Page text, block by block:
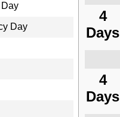
Day
4
Days
4
Days
4
Days
4
Days